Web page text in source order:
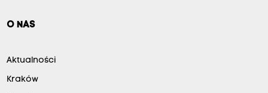
O NAS
Aktualności
Kraków